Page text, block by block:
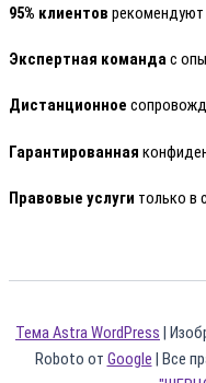
95% клиентов рекомендуют
Экспертная командас
Дистанционное
Гарантированная
Правовые услуги только в
Тема Astra WordPress |
Roboto от Google | Все